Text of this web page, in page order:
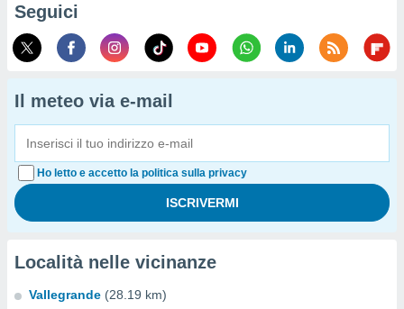
Seguici
Il meteo via e-mail
Ho letto e accetto la politica sulla privacy
Località nelle vicinanze
Vallegrande (28.19 km)